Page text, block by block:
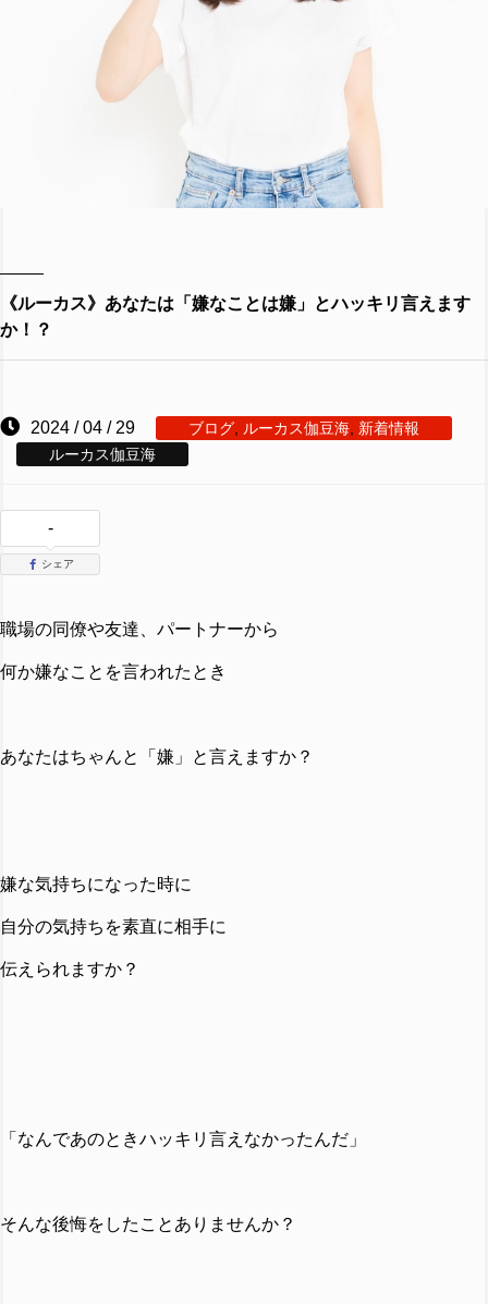
《ルーカス》あなたは「嫌なことは嫌」とハッキリ言えます
か！？
2024 / 04 / 29 ブログ ルーカス伽豆海 新着情報
ルーカス伽豆海
-
シェア
職場の同僚や友達、パートナーから
何か嫌なことを言われたとき
あなたはちゃんと「嫌」と言えますか？
嫌な気持ちになった時に
自分の気持ちを素直に相手に
伝えられますか？
「なんであのときハッキリ言えなかったんだ」
そんな後悔をしたことありませんか？